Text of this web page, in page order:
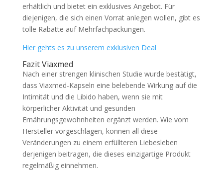
erhältlich und bietet ein exklusives Angebot. Für
diejenigen, die sich einen Vorrat anlegen wollen, gibt es
tolle Rabatte auf Mehrfachpackungen.
Hier gehts es zu unserem exklusiven Deal
Fazit Viaxmed
Nach einer strengen klinischen Studie wurde bestätigt,
dass Viaxmed-Kapseln eine belebende Wirkung auf die
Intimität und die Libido haben, wenn sie mit
körperlicher Aktivität und gesunden
Ernährungsgewohnheiten ergänzt werden. Wie vom
Hersteller vorgeschlagen, können all diese
Veränderungen zu einem erfüllteren Liebesleben
derjenigen beitragen, die dieses einzigartige Produkt
regelmäßig einnehmen.